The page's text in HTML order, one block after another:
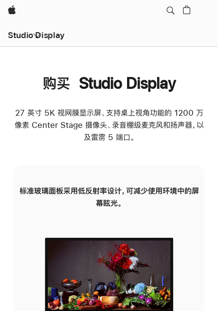
Apple
Studio Display
购买 Studio Display
27 英寸 5K 视网膜显示屏、支持桌上视角功能的 1200 万
像素 Center Stage 摄像头、录音棚级麦克风和扬声器，以
及雷雳 5 端口。
标准玻璃面板采用低反射率设计，可减少使用环境中的屏
幕眩光。